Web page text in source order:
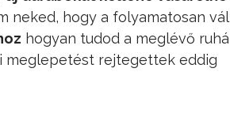
neked, hogy a folyamatosan
hogyan tudod a meglévő
meglepetést rejtegettek eddig